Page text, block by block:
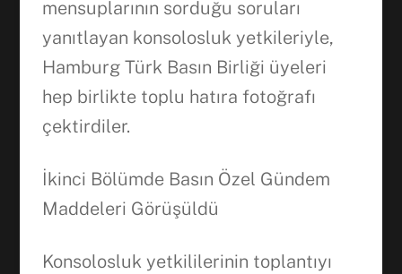
mensuplarının sorduğu soruları
yanıtlayan konsolosluk yetkileriyle,
Hamburg Türk Basın Birliği üyeleri
hep birlikte toplu hatıra fotoğrafı
çektirdiler.
İkinci Bölümde Basın Özel Gündem
Maddeleri Görüşüldü
Konsolosluk yetkililerinin toplantıyı